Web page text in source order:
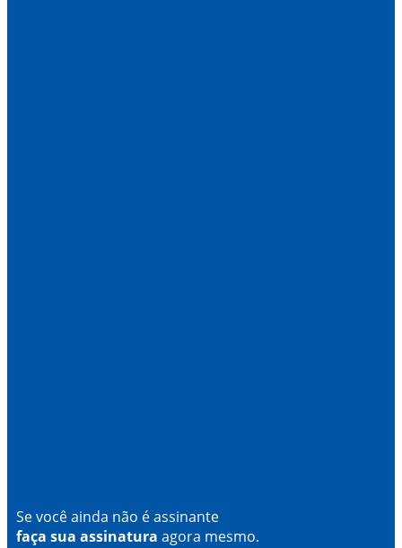
Se você ainda não é assinante
faça sua assinatura agora mesmo.